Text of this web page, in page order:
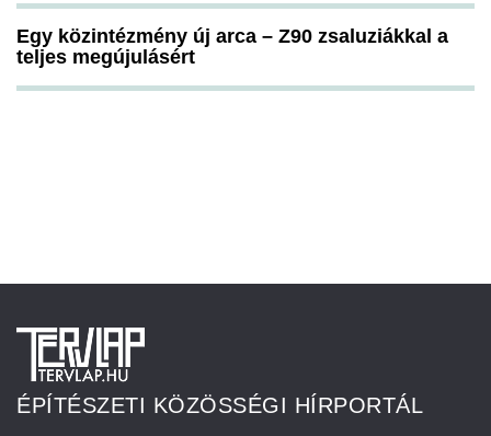
Egy közintézmény új arca – Z90 zsaluziákkal a
teljes megújulásért
ÉPÍTÉSZETI KÖZÖSSÉGI HÍRPORTÁL